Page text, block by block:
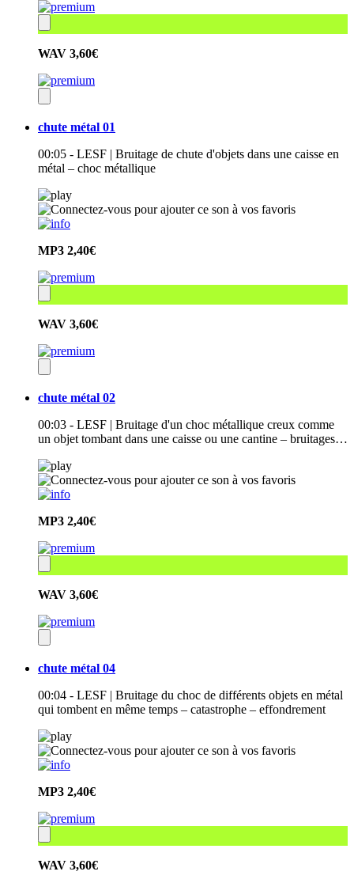
WAV 3,60€
chute métal 01
00:05 - LESF | Bruitage de chute d'objets dans une caisse en
métal – choc métallique
MP3 2,40€
WAV 3,60€
chute métal 02
00:03 - LESF | Bruitage d'un choc métallique creux comme
un objet tombant dans une caisse ou une cantine – bruitages…
MP3 2,40€
WAV 3,60€
chute métal 04
00:04 - LESF | Bruitage du choc de différents objets en métal
qui tombent en même temps – catastrophe – effondrement
MP3 2,40€
WAV 3,60€